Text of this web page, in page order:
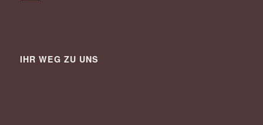
IHR WEG ZU UNS